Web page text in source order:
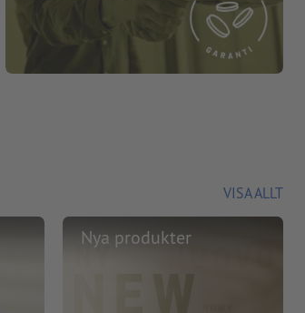
VISA ALLT
Nya produkter